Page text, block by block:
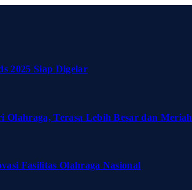
2025 Siap Digelar
Terasa Lebih Besar dan Meriah
Fasilitas Olahraga Nasional